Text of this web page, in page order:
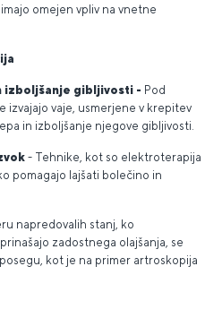
omejen vpliv na vnetne
izboljšanje gibljivosti - Pod
izvajajo vaje, usmerjene v krepitev
in izboljšanje njegove gibljivosti.
- Tehnike, kot so elektroterapija
pomagajo lajšati bolečino in
napredovalih stanj, ko
zadostnega olajšanja, se
kot je na primer artroskopija